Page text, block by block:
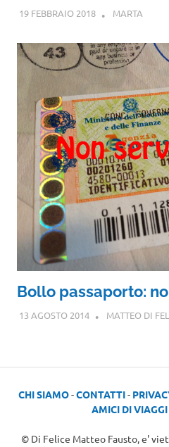
19 FEBBRAIO 2018 MARTA
Bollo passaporto:
13 AGOSTO 2014 MATTEO DI
CHI SIAMO-CONTATTI-
AMICI DI
© Di Felice Matteo Fausto, e'